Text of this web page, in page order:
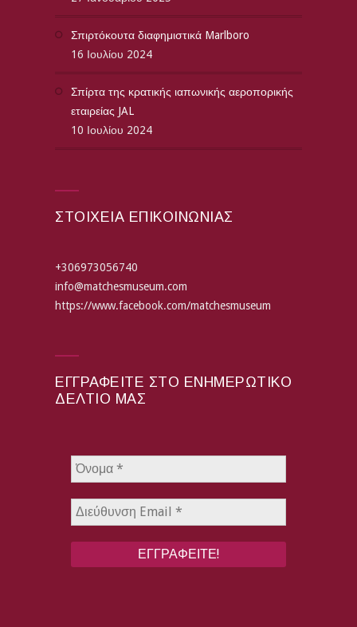
Σπιρτόκουτα διαφημιστικά Marlboro
16 Ιουλίου 2024
Σπίρτα της κρατικής ιαπωνικής αεροπορικής
εταιρείας JAL
10 Ιουλίου 2024
ΣΤΟΙΧΕΙΑ ΕΠΙΚΟΙΝΩΝΙΑΣ
+306973056740
info@matchesmuseum.com
https://www.facebook.com/matchesmuseum
ΕΓΓΡΑΦΕΊΤΕ ΣΤΟ ΕΝΗΜΕΡΩΤΙΚΌ
ΔΕΛΤΊΟ ΜΑΣ